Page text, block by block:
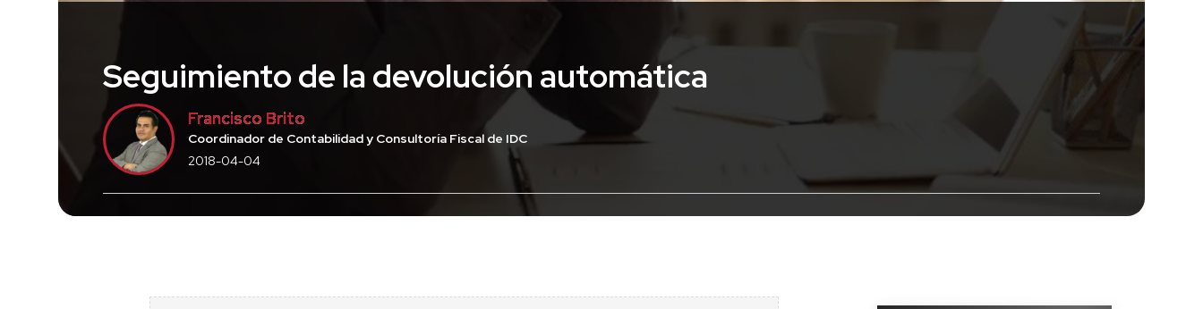
Seguimiento de la devolución automática
Francisco Brito
Coordinador de Contabilidad y Consultoría Fiscal de IDC
2018-04-04